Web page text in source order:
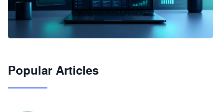
JimoClaw 桌面 AI Agent 工作台
Popular Articles